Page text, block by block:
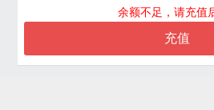
余额不足，请充值
充值